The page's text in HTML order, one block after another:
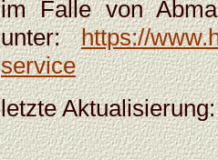
im Falle von
unter:https://
service
letzte